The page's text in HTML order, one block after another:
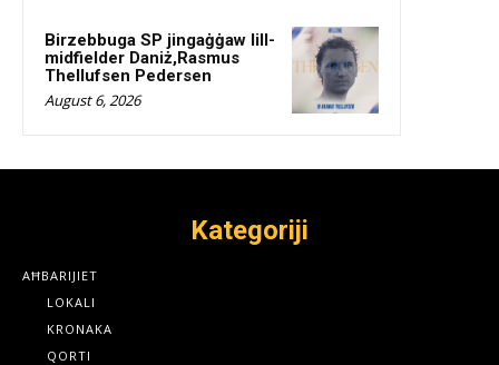
Birzebbuga SP jingaġġaw lill-
midfielder Daniż,Rasmus
Thellufsen Pedersen
August 6, 2026
Kategoriji
AĦBARIJIET
LOKALI
KRONAKA
QORTI